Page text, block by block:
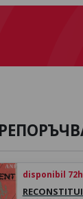
disponibil